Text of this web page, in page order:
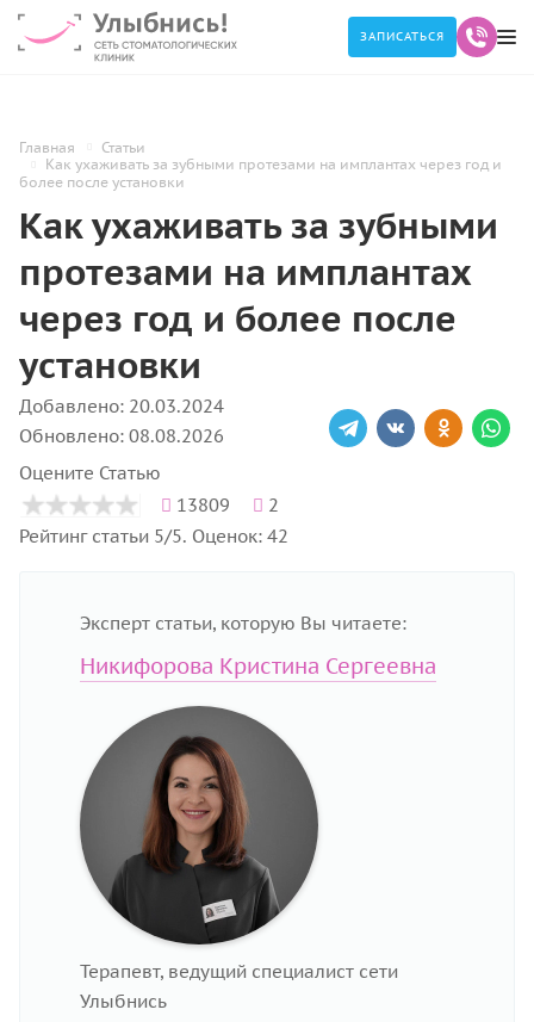
ЗАПИСАТЬСЯ
Главная
Статьи
Как ухаживать за зубными протезами на имплантах через год и
более после установки
Как ухаживать за зубными
протезами на имплантах
через год и более после
установки
Добавлено: 20.03.2024
Обновлено: 08.08.2026
Оцените Статью
13809
2
Рейтинг статьи 5/5. Оценок: 42
Эксперт статьи, которую Вы читаете:
Никифорова Кристина Сергеевна
Терапевт, ведущий специалист сети
Улыбнись